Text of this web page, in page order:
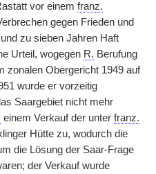
vor einem franz.
gegen Frieden und
zu sieben Jahren Haft
Urteil, wogegen R. Berufung
zonalen Obergericht 1949 auf
wurde er vorzeitig
Saargebiet nicht mehr
einem Verkauf der unter franz.
Hütte zu, wodurch die
die Lösung der Saar-Frage
der Verkauf wurde